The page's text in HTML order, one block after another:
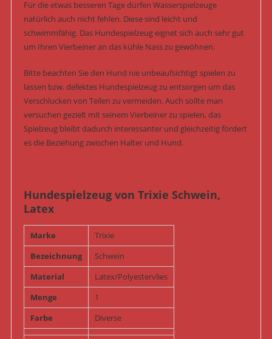
Für die etwas besseren Tage dürfen Wasserspielzeuge
natürlich auch nicht fehlen. Diese sind leicht und
schwimmfähig. Das Hundespielzeug eignet sich auch sehr gut
um Ihren Vierbeiner an das kühle Nass zu gewöhnen.
Bitte beachten Sie den Hund nie unbeaufsichtigt spielen zu
lassen bzw. defektes Hundespielzeug zu entsorgen um das
Verschlucken von Teilen zu vermeiden. Auch sollte man
versuchen gezielt mit seinem Vierbeiner zu spielen, das
Spielzeug bleibt dadurch interessanter und gleichzeitig fördert
es die Beziehung zwischen Halter und Hund.
Hundespielzeug von Trixie Schwein,
Latex
Marke
Trixie
Bezeichnung
Schwein
Material
Latex/Polyestervlies
Menge
1
Farbe
Diverse